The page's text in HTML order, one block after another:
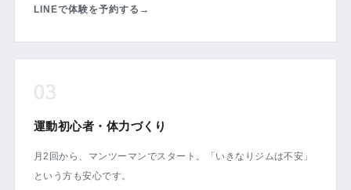
LINEで体験を予約する →
03
運動初心者・体力づくり
月2回から、マンツーマンでスタート。「いきなりジムは不安」
という方も安心です。